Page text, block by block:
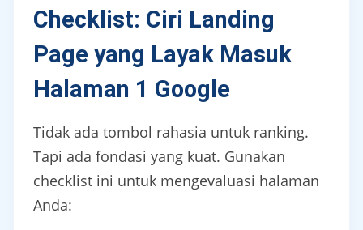
Checklist: Ciri Landing
Page yang Layak Masuk
Halaman 1 Google
Tidak ada tombol rahasia untuk ranking.
Tapi ada fondasi yang kuat. Gunakan
checklist ini untuk mengevaluasi halaman
Anda: